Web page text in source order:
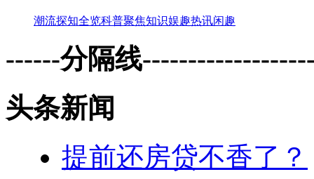
潮流探知全览科普聚焦知识娱趣热讯闲趣
------分隔线
头条新闻
提前还房贷不香了？